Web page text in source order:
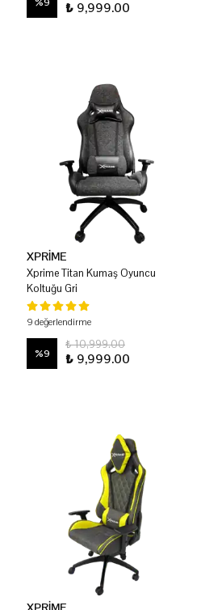
₺ 9,999.00
XPRİME
Xprime Titan Kumaş Oyuncu
Koltuğu Gri
9 değerlendirme
%9
₺ 10,999.00
₺ 9,999.00